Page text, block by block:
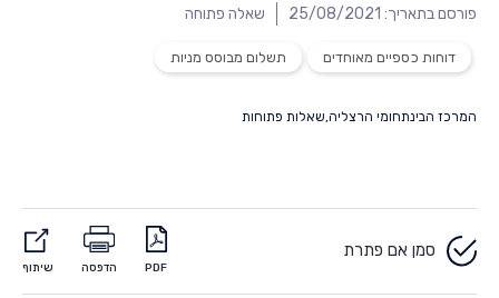
פורסם בתאריך: 25/08/2021 שאלה פתוחה
דוחות כספיים מאוחדים תשלום מבוסס מניות
המרכז הבינתחומי הרצליה,שאלות פתוחות
סמן אם פתרת
PDF הדפסה שיתוף